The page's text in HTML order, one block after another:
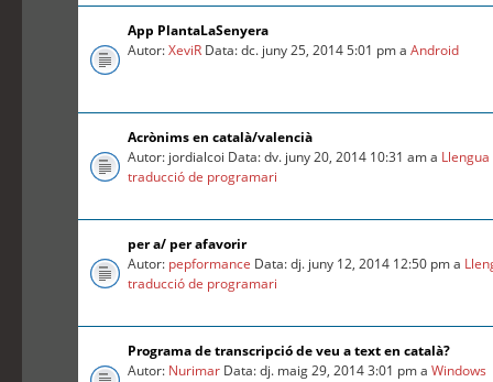
App PlantaLaSenyera
Autor:XeviR Data: dc. juny 25, 2014 5:01 pm aAndroid
Acrònims en català/valencià
Autor: jordialcoi Data: dv. juny 20, 2014 10:31 am a Llengua
traducció de programari
per a/ per afavorir
Autor: pepformance Data: dj. juny 12, 2014 12:50 pm a
traducció de programari
Programa de transcripció de veu a text en català?
Autor: Nurimar Data: dj. maig 29, 2014 3:01 pm aWindows